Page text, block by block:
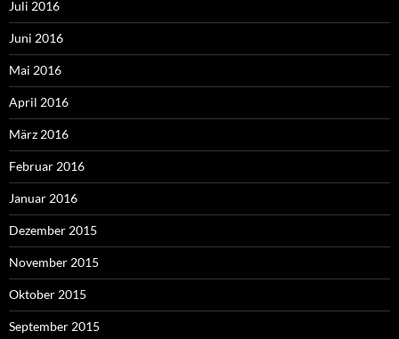
Juli 2016
Juni 2016
Mai 2016
April 2016
März 2016
Februar 2016
Januar 2016
Dezember 2015
November 2015
Oktober 2015
September 2015